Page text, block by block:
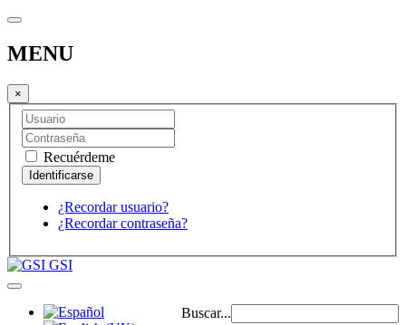
MENU
×
Recuérdeme
¿Recordar usuario?
¿Recordar contraseña?
GSI
Buscar...